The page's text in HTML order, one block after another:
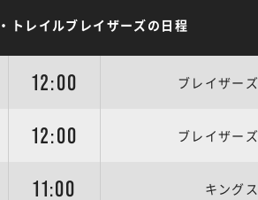
トレイルブレイザーズの日程
12:00 ブレイザーズ
12:00 ブレイザーズ
11:00 キングス